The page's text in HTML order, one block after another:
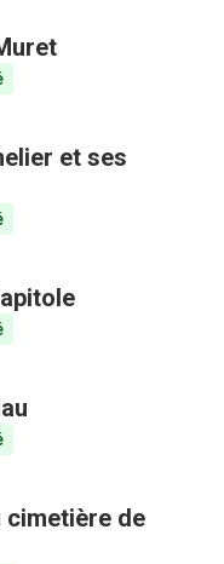
et ses
cimetière de